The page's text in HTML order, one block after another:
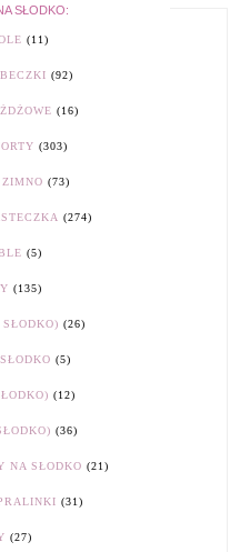
SŁODKO:
(11)
(92)
(16)
(303)
(73)
(274)
(5)
(135)
(26)
(5)
(12)
(36)
NA SŁODKO (21)
(31)
(27)